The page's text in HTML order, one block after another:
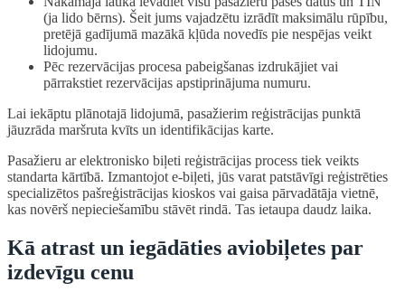
(ja lido bērns). Šeit jums vajadzētu izrādīt maksimālu rūpību,
pretējā gadījumā mazākā kļūda novedīs pie nespējas veikt
lidojumu.
Pēc rezervācijas procesa pabeigšanas izdrukājiet vai
pārrakstiet rezervācijas apstiprinājuma numuru.
Lai iekāptu plānotajā lidojumā, pasažierim reģistrācijas punktā
jāuzrāda maršruta kvīts un identifikācijas karte.
Pasažieru ar elektronisko biļeti reģistrācijas process tiek veikts
standarta kārtībā. Izmantojot e-biļeti, jūs varat patstāvīgi reģistrēties
specializētos pašreģistrācijas kioskos vai gaisa pārvadātāja vietnē,
kas novērš nepieciešamību stāvēt rindā. Tas ietaupa daudz laika.
Kā atrast un iegādāties aviobiļetes par
izdevīgu cenu